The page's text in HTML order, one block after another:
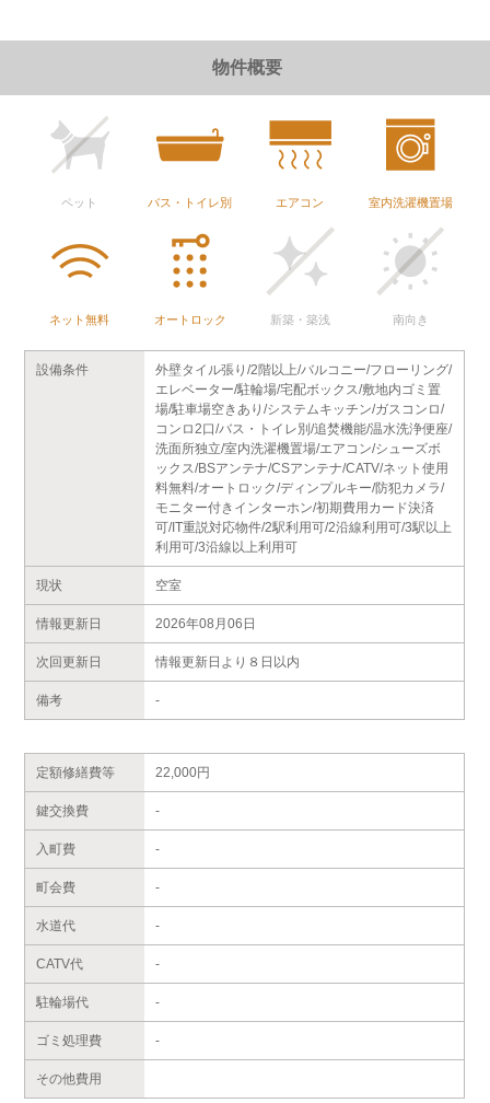
物件概要
ペット バス・トイレ別 エアコン 室内洗濯機置場
ネット無料 オートロック 新築・築浅 南向き
設備条件
外壁タイル張り/2階以上/バルコニー/フローリング/
エレベーター/駐輪場/宅配ボックス/敷地内ゴミ置
場/駐車場空きあり/システムキッチン/ガスコンロ/
コンロ2口/バス・トイレ別/追焚機能/温水洗浄便座/
洗面所独立/室内洗濯機置場/エアコン/シューズボ
ックス/BSアンテナ/CSアンテナ/CATV/ネット使用
料無料/オートロック/ディンプルキー/防犯カメラ/
モニター付きインターホン/初期費用カード決済
可/IT重説対応物件/2駅利用可/2沿線利用可/3駅以上
利用可/3沿線以上利用可
現状 空室
情報更新日 2026年08月06日
次回更新日 情報更新日より８日以内
備考 -
定額修繕費等 22,000円
鍵交換費 -
入町費 -
町会費 -
水道代 -
CATV代 -
駐輪場代 -
ゴミ処理費 -
その他費用